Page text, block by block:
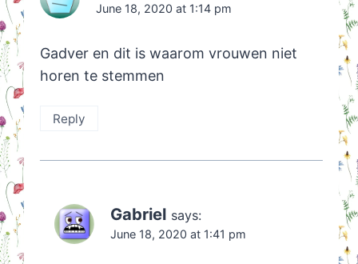
June 18, 2020 at 1:14 pm
Gadver en dit is waarom vrouwen niet
horen te stemmen
Reply
Gabriel says:
June 18, 2020 at 1:41 pm